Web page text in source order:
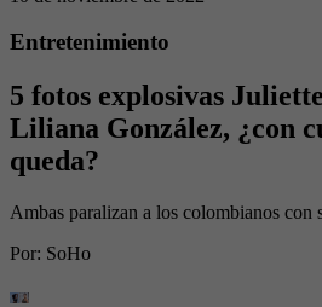
Entretenimiento
5 fotos explosivas
Liliana González, ¿con
queda?
Ambas paralizan a los colombianos con
Por: SoHo